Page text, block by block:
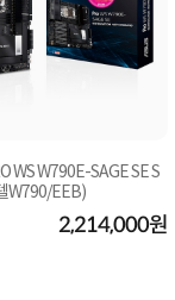
WS W790E-SAGE SE S
W790/EEB)
2,214,000원